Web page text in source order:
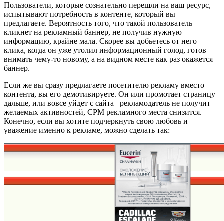
Пользователи, которые сознательно перешли на ваш ресурс,
испытывают потребность в контенте, который вы
предлагаете. Вероятность того, что такой пользователь
кликнет на рекламный баннер, не получив нужную
информацию, крайне мала. Скорее вы добьетесь от него
клика, когда он уже утолил информационный голод, готов
внимать чему-то новому, а на видном месте как раз окажется
баннер.
Если же вы сразу предлагаете посетителю рекламу вместо
контента, вы его демотивируете. Он или промотает страницу
дальше, или вовсе уйдет с сайта –рекламодатель не получит
желаемых активностей, CPM рекламного места снизится.
Конечно, если вы хотите подчеркнуть свою любовь и
уважение именно к рекламе, можно сделать так: